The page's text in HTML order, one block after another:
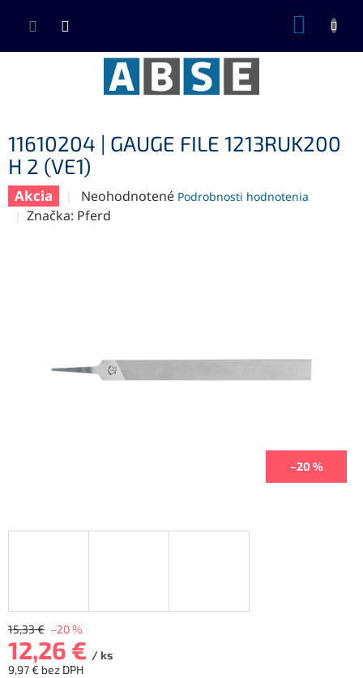
11610204 | GAUGE FILE 1213RUK200
H 2 (VE1)
Akcia
Priemerné
hodnotenie
Neohodnotené Podrobnosti hodnotenia
Značka: Pferd
–20 %
15,33 € –20 %
12,26 € / ks
9,97 € bez DPH